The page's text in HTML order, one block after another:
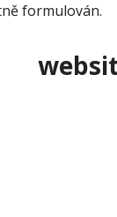
formulován.